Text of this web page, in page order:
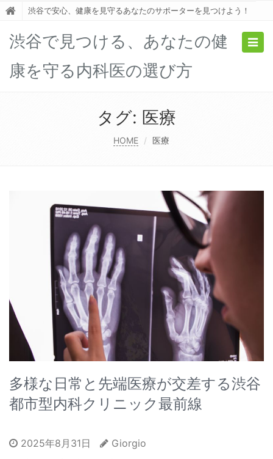
渋谷で安心、健康を見守るあなたのサポーターを見つけよう！
渋谷で見つける、あなたの健
康を守る内科医の選び方
タグ: 医療
HOME 医療
多様な日常と先端医療が交差する渋谷
都市型内科クリニック最前線
2025年8月31日
Giorgio